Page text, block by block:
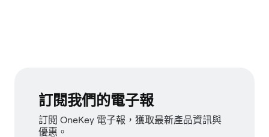
訂閱我們的電子報
訂閱 OneKey 電子報，獲取最新產品資訊與
優惠。